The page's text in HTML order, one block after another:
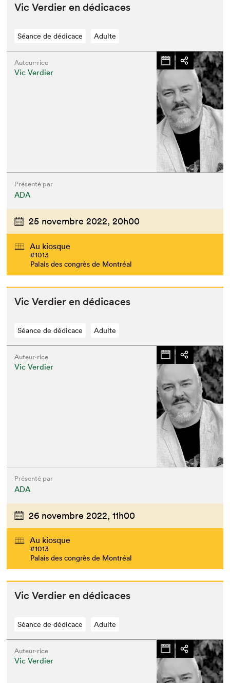
Vic Verdier en dédicaces
Séance de dédicace Adulte
Auteur·rice
Vic Verdier
Présenté par
ADA
25 novembre 2022, 20h00
Au kiosque
#1013
Palais des congrès de Montréal
Vic Verdier en dédicaces
Séance de dédicace Adulte
Auteur·rice
Vic Verdier
Présenté par
ADA
26 novembre 2022, 11h00
Au kiosque
#1013
Palais des congrès de Montréal
Vic Verdier en dédicaces
Séance de dédicace Adulte
Auteur·rice
Vic Verdier